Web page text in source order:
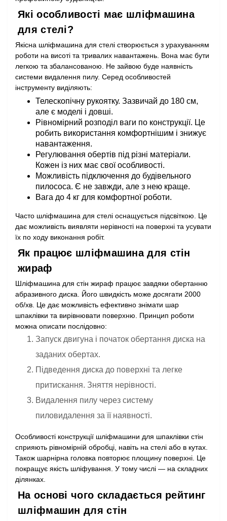
Які особливості має шліфмашина
для стелі?
Якісна шліфмашина для стелі створюється з урахуванням
роботи на висоті та тривалих навантажень. Вона має бути
легкою та збалансованою. Не зайвою буде наявність
системи видалення пилу. Серед особливостей
інструменту виділяють:
Телескопічну рукоятку. Зазвичай до 180 см,
але є моделі і довші.
Рівномірний розподіл ваги по конструкції. Це
робить використання комфортнішим і знижує
навантаження.
Регулювання обертів під різні матеріали.
Кожен із них має свої особливості.
Можливість підключення до будівельного
пилососа. Є не завжди, але з нею краще.
Вага до 4 кг для комфортної роботи.
Часто шліфмашина для стелі оснащується підсвіткою. Це
дає можливість виявляти нерівності на поверхні та усувати
їх по ходу виконання робіт.
Як працює шліфмашина для стін
жираф
Шліфмашина для стін жираф працює завдяки обертанню
абразивного диска. Його швидкість може досягати 2000
об/хв. Це дає можливість ефективно знімати шар
шпаклівки та вирівнювати поверхню. Принцип роботи
можна описати послідовно:
Запуск двигуна і початок обертання диска на
заданих обертах.
Підведення диска до поверхні та легке
притискання. Зняття нерівності.
Видалення пилу через систему
пиловидалення за її наявності.
Особливості конструкції шліфмашини для шпаклівки стін
сприяють рівномірній обробці, навіть на стелі або в кутах.
Також шарнірна головка повторює площину поверхні. Це
покращує якість шліфування. У тому числі — на складних
ділянках.
На основі чого складається рейтинг
шліфмашин для стін